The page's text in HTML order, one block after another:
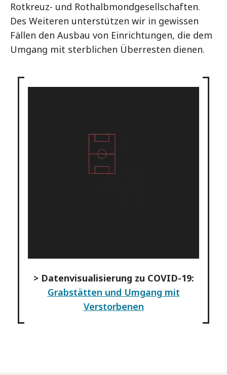
Rotkreuz- und Rothalbmondgesellschaften.
Des Weiteren unterstützen wir in gewissen
Fällen den Ausbau von Einrichtungen, die dem
Umgang mit sterblichen Überresten dienen.
> Datenvisualisierung zu COVID-19:
Grabstätten und Umgang mit
Verstorbenen